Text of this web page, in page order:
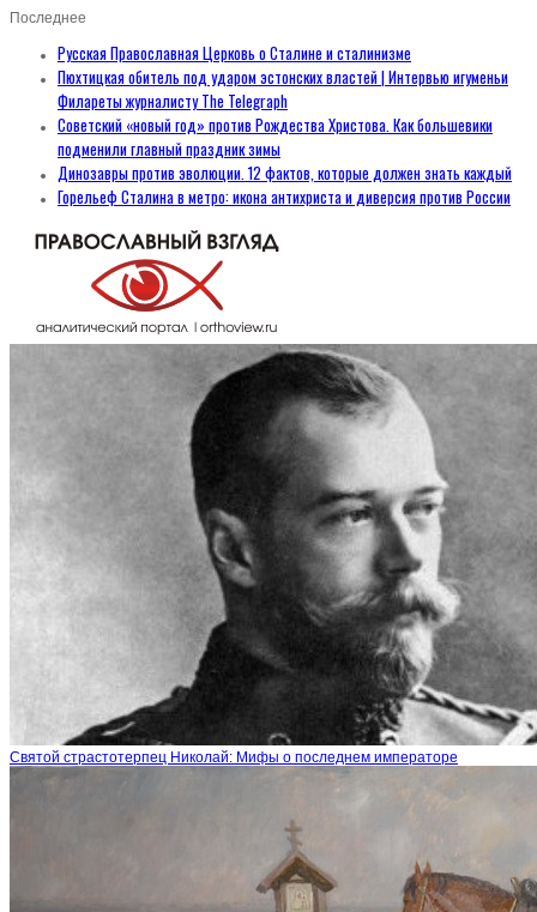
Последнее
Русская Православная Церковь о Сталине и сталинизме
Пюхтицкая обитель под ударом эстонских властей | Интервью игуменьи
Филареты журналисту The Telegraph
Советский «новый год» против Рождества Христова. Как большевики
подменили главный праздник зимы
Динозавры против эволюции. 12 фактов, которые должен знать каждый
Горельеф Сталина в метро: икона антихриста и диверсия против России
Святой страстотерпец Николай: Мифы о последнем императоре